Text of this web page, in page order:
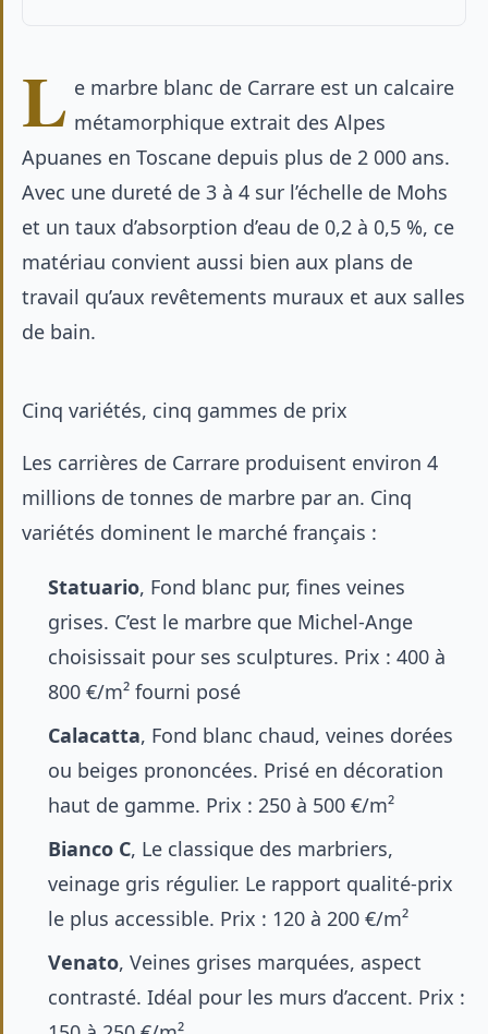
L e marbre blanc de Carrare est un calcaire
métamorphique extrait des Alpes
Apuanes en Toscane depuis plus de 2 000 ans.
Avec une dureté de 3 à 4 sur l’échelle de Mohs
et un taux d’absorption d’eau de 0,2 à 0,5 %, ce
matériau convient aussi bien aux plans de
travail qu’aux revêtements muraux et aux salles
de bain.
Cinq variétés, cinq gammes de prix
Les carrières de Carrare produisent environ 4
millions de tonnes de marbre par an. Cinq
variétés dominent le marché français :
Statuario, Fond blanc pur, fines veines
grises. C’est le marbre que Michel-Ange
choisissait pour ses sculptures. Prix : 400 à
800 €/m² fourni posé
Calacatta, Fond blanc chaud, veines dorées
ou beiges prononcées. Prisé en décoration
haut de gamme. Prix : 250 à 500 €/m²
Bianco C, Le classique des marbriers,
veinage gris régulier. Le rapport qualité-prix
le plus accessible. Prix : 120 à 200 €/m²
Venato, Veines grises marquées, aspect
contrasté. Idéal pour les murs d’accent. Prix :